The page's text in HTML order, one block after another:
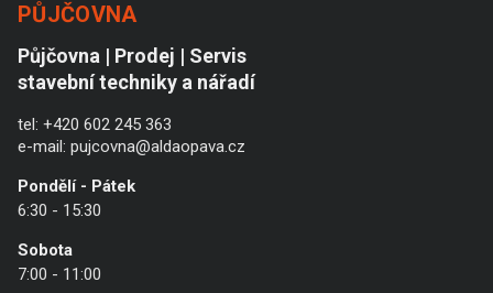
PŮJČOVNA
Půjčovna | Prodej | Servis
stavební techniky a nářadí
tel: +420 602 245 363
e-mail: pujcovna@aldaopava.cz
Pondělí - Pátek
6:30 - 15:30
Sobota
7:00 - 11:00